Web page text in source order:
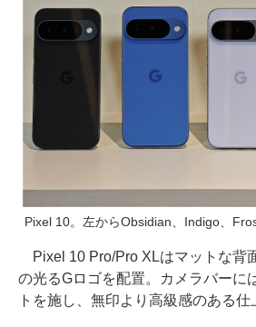
Pixel 10。左からObsidian、Indigo、
Pixel 10 Pro/Pro XLはマットな背
の光るGロゴを配置。カメラバーに
トを施し、無印より高級感のある仕